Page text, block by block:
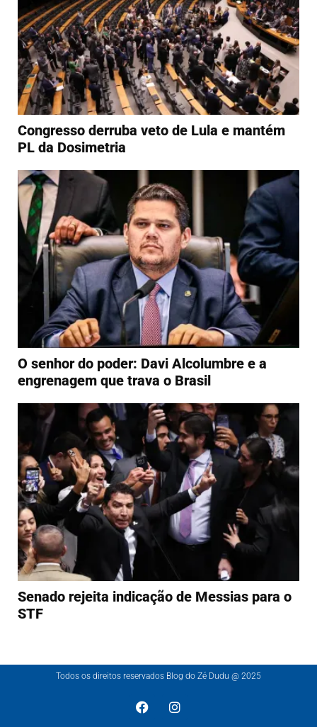
Congresso derruba veto de Lula e mantém
PL da Dosimetria
O senhor do poder: Davi Alcolumbre e a
engrenagem que trava o Brasil
Senado rejeita indicação de Messias para o
STF
Todos os direitos reservados Blog do Zé Dudu @ 2025